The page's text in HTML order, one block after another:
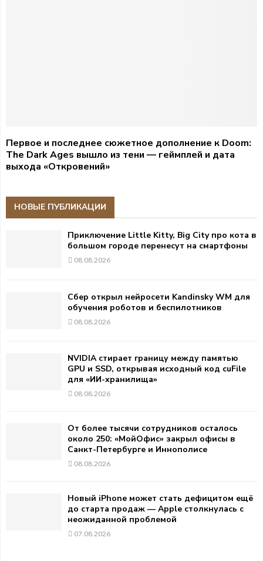
Первое и последнее сюжетное дополнение к Doom:
The Dark Ages вышло из тени — геймплей и дата
выхода «Откровений»
НОВЫЕ ПУБЛИКАЦИИ
Приключение Little Kitty, Big City про кота в
большом городе перенесут на смартфоны
08.08.2026
Сбер открыл нейросети Kandinsky WM для
обучения роботов и беспилотников
08.08.2026
NVIDIA стирает границу между памятью
GPU и SSD, открывая исходный код cuFile
для «ИИ-хранилища»
08.08.2026
От более тысячи сотрудников осталось
около 250: «МойОфис» закрыл офисы в
Санкт-Петербурге и Иннополисе
08.08.2026
Новый iPhone может стать дефицитом ещё
до старта продаж — Apple столкнулась с
неожиданной проблемой
07.08.2026